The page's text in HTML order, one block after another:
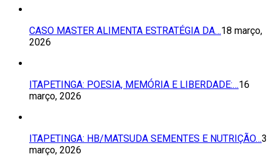
CASO MASTER ALIMENTA ESTRATÉGIA DA…18 março,
2026
ITAPETINGA: POESIA, MEMÓRIA E LIBERDADE:…16
março, 2026
ITAPETINGA: HB/MATSUDA SEMENTES E NUTRIÇÃO…3
março, 2026